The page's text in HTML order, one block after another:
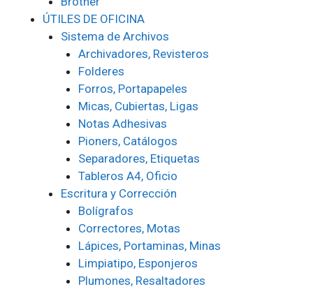
ÚTILES DE OFICINA
Sistema de Archivos
Archivadores, Revisteros
Folderes
Forros, Portapapeles
Micas, Cubiertas, Ligas
Notas Adhesivas
Pioners, Catálogos
Separadores, Etiquetas
Tableros A4, Oficio
Escritura y Corrección
Bolígrafos
Correctores, Motas
Lápices, Portaminas, Minas
Limpiatipo, Esponjeros
Plumones, Resaltadores